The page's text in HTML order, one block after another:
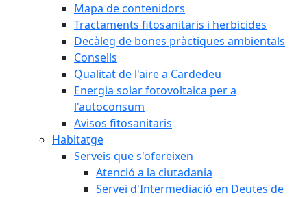
Mapa de contenidors
Tractaments fitosanitaris i herbicides
Decàleg de bones pràctiques ambientals
Consells
Qualitat de l'aire a Cardedeu
Energia solar fotovoltaica per a
l'autoconsum
Avisos fitosanitaris
Habitatge
Serveis que s'ofereixen
Atenció a la ciutadania
Servei d'Intermediació en Deutes de